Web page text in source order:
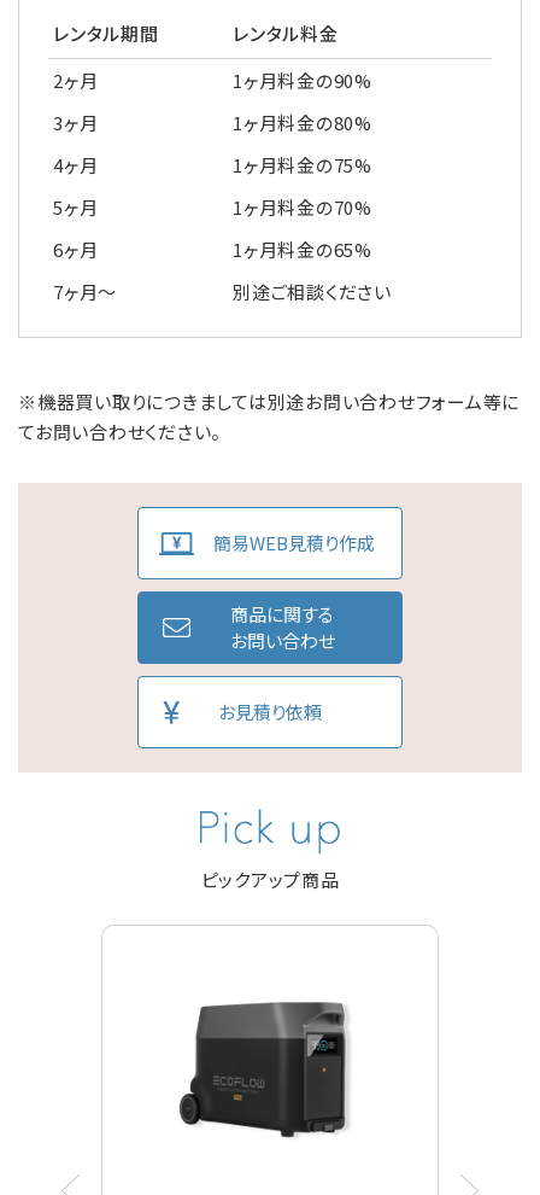
レンタル期間
レンタル料金
2ヶ月
1ヶ月料金の90%
3ヶ月
1ヶ月料金の80%
4ヶ月
1ヶ月料金の75%
5ヶ月
1ヶ月料金の70%
6ヶ月
1ヶ月料金の65%
7ヶ月～
別途ご相談ください
※機器買い取りにつきましては別途お問い合わせフォーム等に
てお問い合わせください。
簡易WEB見積り作成
商品に関する
お問い合わせ
お見積り依頼
ピックアップ商品